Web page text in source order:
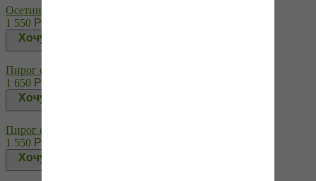
Осетинский пирог с мясом и грибами
1 550 Р
Хочу!
Пирог с рубленным мясом, грибами, картошкой
1 650 Р
Хочу!
Пирог с сыром,зеленым луком, грибами
1 550 Р
Хочу!